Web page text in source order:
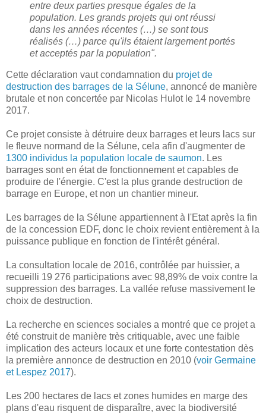
entre deux parties presque égales de la
population. Les grands projets qui ont réussi
dans les années récentes (…) se sont tous
réalisés (…) parce qu'ils étaient largement portés
et acceptés par la population".
Cette déclaration vaut condamnation du projet de
destruction des barrages de la Sélune, annoncé de manière
brutale et non concertée par Nicolas Hulot le 14 novembre
2017.
Ce projet consiste à détruire deux barrages et leurs lacs sur
le fleuve normand de la Sélune, cela afin d'augmenter de
1300 individus la population locale de saumon. Les
barrages sont en état de fonctionnement et capables de
produire de l'énergie. C'est la plus grande destruction de
barrage en Europe, et non un chantier mineur.
Les barrages de la Sélune appartiennent à l'Etat après la fin
de la concession EDF, donc le choix revient entièrement à la
puissance publique en fonction de l'intérêt général.
La consultation locale de 2016, contrôlée par huissier, a
recueilli 19 276 participations avec 98,89% de voix contre la
suppression des barrages. La vallée refuse massivement le
choix de destruction.
La recherche en sciences sociales a montré que ce projet a
été construit de manière très critiquable, avec une faible
implication des acteurs locaux et une forte contestation dès
la première annonce de destruction en 2010 (voir Germaine
et Lespez 2017).
Les 200 hectares de lacs et zones humides en marge des
plans d'eau risquent de disparaître, avec la biodiversité